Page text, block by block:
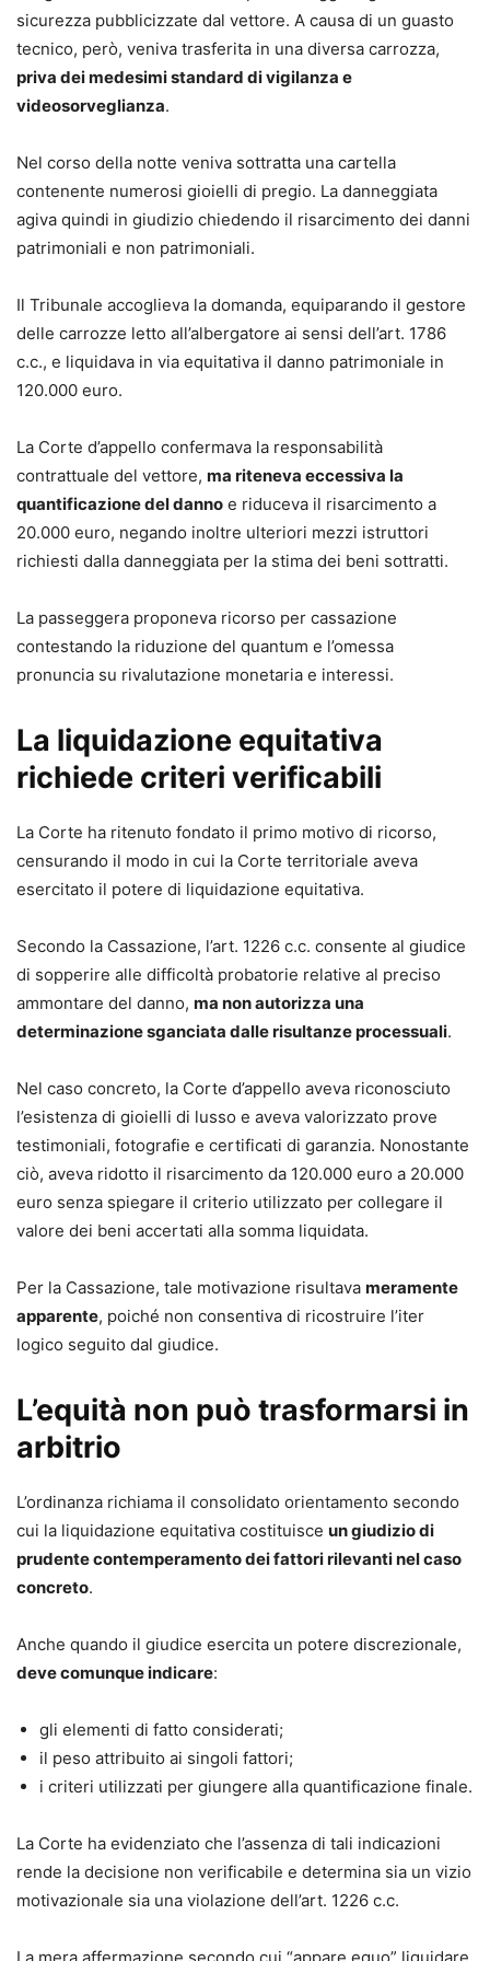
guidare passo dopo passo nella costruzione della strategia
difensiva.
- Struttura per “casi” autonomi: ciascun capitolo ripercorre
l’intero iter logico-giuridico e processuale del singolo
solo sul tema che gli serve, senza dover consultare tutto il
volume.
- Modelli “specifici” e non generici: gli atti sono calibrati
su fattispecie concrete e sulle particolarità emerse nella
- Aggiornamento alle più recenti novità normative e
giurisprudenziali in materia di risarcimento del danno, con
particolare attenzione al D.P.R. 13 gennaio 2025, n. 12
(TUN) e al D.Lgs. 31 ottobre 2024, n. 164 (correttivo
del danno e processo civile digitalizzato.
- Formulari disponibili anche online, in formato editabile e
stampabile, per un immediato riutilizzo e adattamento al
singolo caso concreto.
- Inclusi modelli di contratto di incarico professionale e di
gestire in modo ordinato l’attività di studio.
- Aggiornamento online per 12 mesi, per mantenere
sempre allineati i modelli alle evoluzioni giurisprudenziali
Acquista subito il formulario per avere a disposizione
modelli completi, personalizzabili e già sperimentati in
giudizio, aggiornati alle ultime riforme: uno strumento
operativo che consente di impostare fin da ora atti efficaci
e conformi al nuovo quadro normativo, senza rischiare di
lavorare su schemi superati.
sicurezza pubblicizzate dal vettore. A causa di un guasto
tecnico, però, veniva trasferita in una diversa carrozza,
priva dei medesimi standard di vigilanza e
videosorveglianza.
Nel corso della notte veniva sottratta una cartella
contenente numerosi gioielli di pregio. La danneggiata
agiva quindi in giudizio chiedendo il risarcimento dei danni
patrimoniali e non patrimoniali.
Il Tribunale accoglieva la domanda, equiparando il gestore
delle carrozze letto all’albergatore ai sensi dell’art. 1786
c.c., e liquidava in via equitativa il danno patrimoniale in
120.000 euro.
La Corte d’appello confermava la responsabilità
contrattuale del vettore, ma riteneva eccessiva la
quantificazione del danno e riduceva il risarcimento a
20.000 euro, negando inoltre ulteriori mezzi istruttori
richiesti dalla danneggiata per la stima dei beni sottratti.
La passeggera proponeva ricorso per cassazione
contestando la riduzione del quantum e l’omessa
pronuncia su rivalutazione monetaria e interessi.
La liquidazione equitativa
richiede criteri verificabili
La Corte ha ritenuto fondato il primo motivo di ricorso,
censurando il modo in cui la Corte territoriale aveva
esercitato il potere di liquidazione equitativa.
Secondo la Cassazione, l’art. 1226 c.c. consente al giudice
di sopperire alle difficoltà probatorie relative al preciso
ammontare del danno, ma non autorizza una
determinazione sganciata dalle risultanze processuali.
Nel caso concreto, la Corte d’appello aveva riconosciuto
l’esistenza di gioielli di lusso e aveva valorizzato prove
testimoniali, fotografie e certificati di garanzia. Nonostante
ciò, aveva ridotto il risarcimento da 120.000 euro a 20.000
euro senza spiegare il criterio utilizzato per collegare il
valore dei beni accertati alla somma liquidata.
Per la Cassazione, tale motivazione risultava meramente
apparente, poiché non consentiva di ricostruire l’iter
logico seguito dal giudice.
L’equità non può trasformarsi in
arbitrio
L’ordinanza richiama il consolidato orientamento secondo
cui la liquidazione equitativa costituisce un giudizio di
prudente contemperamento dei fattori rilevanti nel caso
concreto.
Anche quando il giudice esercita un potere discrezionale,
deve comunque indicare:
gli elementi di fatto considerati;
il peso attribuito ai singoli fattori;
i criteri utilizzati per giungere alla quantificazione finale.
La Corte ha evidenziato che l’assenza di tali indicazioni
rende la decisione non verificabile e determina sia un vizio
motivazionale sia una violazione dell’art. 1226 c.c.